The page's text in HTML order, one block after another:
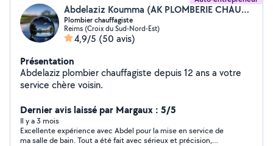
Abdelaziz Koumma (AK PLOMBERIE CHAUFFAGE)
Plombier chauffagiste
Reims (Croix du Sud-Nord-Est)
4,9/5 (50 avis)
Présentation
Abdelaziz plombier chauffagiste depuis 12 ans a votre
service chère voisin.
Dernier avis laissé par Margaux : 5/5
Il y a 3 mois
Excellente expérience avec Abdel pour la mise en service de
ma salle de bain. Tout a été fait avec sérieux et précision,